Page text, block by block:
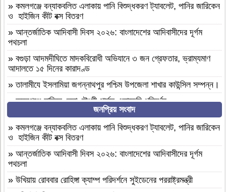
» কমলগঞ্জে বন্যাকবলিত এলাকায় পানি বিশুদ্ধকরণ ট্যাবলেট, পানির জারিকেন
ও হাইজিন কীট বক্স বিতরণ
» আন্তর্জাতিক আদিবাসী দিবস ২০২৬: বাংলাদেশের আদিবাসীদের দূর্গম
পথচলা
» বগুড়া আদমদীঘিতে মাদকবিরোধী অভিযানে ৩ জন গ্রেফতার, ভ্রাম্যমাণ
আদালতে ১৫ দিনের কারাদণ্ড
»‎তালামীযে ইসলামিয়া জগন্নাথপুর পশ্চিম উপজেলা শাখার কাউন্সিল সম্পন্ন।
»কমলগঞ্জে হাবিবুন নেছা চৌধুরী গার্লস একাডেমি পরিদর্শন
»আসামীরা জামিনে মুক্ত; মামলা আপোষের প্রস্তাব; বাদীর পরিবারকে হুমকি-
ধামকিকমলগঞ্জে বহুল আলোচিত স্কুল শিক্ষিকা হত্যার অভিযোগপত্র দাখিল
»
কমলগঞ্জে নিরাপদ সড়ক চাই এর পরিচিতি সভা অনুষ্ঠিত
» শোক সংবাদ॥ রসমোহন সিংহ ॥
ফ্যাসিবাদবিরোধী সমন্বিত শক্তির ফল জুলাই আন্দোলন: রেদোয়ান মাজহারি
জনপ্রিয় সংবাদ
» কমলগঞ্জে বন্যাকবলিত এলাকায় পানি বিশুদ্ধকরণ ট্যাবলেট, পানির জারিকেন
ও হাইজিন কীট বক্স বিতরণ
» আন্তর্জাতিক আদিবাসী দিবস ২০২৬: বাংলাদেশের আদিবাসীদের দূর্গম
পথচলা
» উখিয়ায় রোববার রোহিঙ্গা ক্যাম্প পরিদর্শনে সুইডেনের পররাষ্ট্রমন্ত্রী